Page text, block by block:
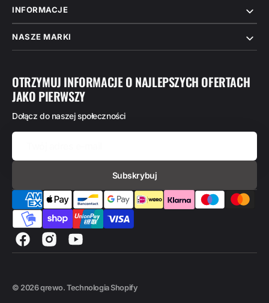
INFORMACJE
NASZE MARKI
OTRZYMUJ INFORMACJE O NAJLEPSZYCH OFERTACH
JAKO PIERWSZY
Dołącz do naszej społeczności
Twój
e-
Subskrybuj
FacebookInstagramYoutube
© 2026qrewo.Technologia Shopify